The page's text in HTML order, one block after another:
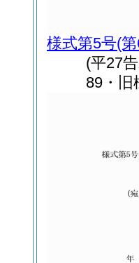
様式第5号(
(平27
89・旧